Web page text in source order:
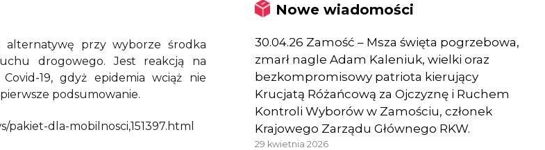
alternatywę przy wyborze środka
drogowego. Jest reakcją na
19, gdyż epidemia wciąż nie
podsumowanie.
dla-mobilnosci,151397.html
Nowe wiadomości
30.04.26 Zamość – Msza święta pogrzebowa,
zmarł nagle Adam Kaleniuk, wielki oraz
bezkompromisowy patriota kierujący
Krucjatą Różańcową za Ojczyznę i Ruchem
Kontroli Wyborów w Zamościu, członek
Krajowego Zarządu Głównego RKW.
29 kwietnia 2026